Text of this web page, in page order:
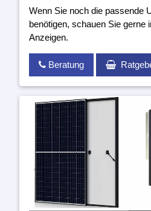
Wenn Sie noch die passende
benötigen, schauen Sie gerne
Anzeigen.
Beratung